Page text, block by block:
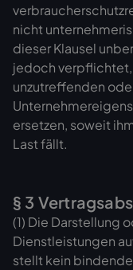
nicht
dieser Klausel
jedoch verpflichtet,
unzutreffenden
ersetzen, soweit
Last fällt.
§ 3
(1) Die Darstellung
Dienstleistungen
stellt kein